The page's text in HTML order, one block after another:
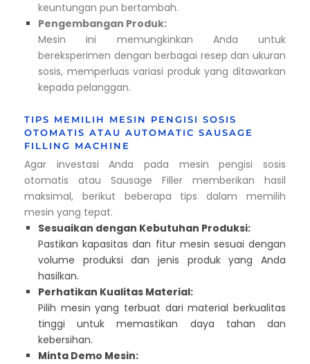
keuntungan pun bertambah.
Pengembangan Produk:
Mesin ini memungkinkan Anda untuk
bereksperimen dengan berbagai resep dan ukuran
sosis, memperluas variasi produk yang ditawarkan
kepada pelanggan.
TIPS MEMILIH MESIN PENGISI SOSIS
OTOMATIS ATAU AUTOMATIC SAUSAGE
FILLING MACHINE
Agar investasi Anda pada mesin pengisi sosis
otomatis atau Sausage Filler memberikan hasil
maksimal, berikut beberapa tips dalam memilih
mesin yang tepat.
Sesuaikan dengan Kebutuhan Produksi:
Pastikan kapasitas dan fitur mesin sesuai dengan
volume produksi dan jenis produk yang Anda
hasilkan.
Perhatikan Kualitas Material:
Pilih mesin yang terbuat dari material berkualitas
tinggi untuk memastikan daya tahan dan
kebersihan.
Minta Demo Mesin: